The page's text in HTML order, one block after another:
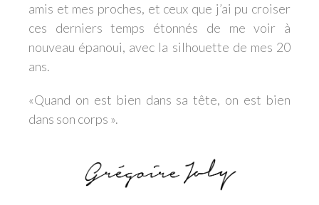
amis et mes proches, et ceux que j’ai pu croiser
ces derniers temps étonnés de me voir à
nouveau épanoui, avec la silhouette de mes 20
ans.
«Quand on est bien dans sa tête, on est bien
dans son corps ».